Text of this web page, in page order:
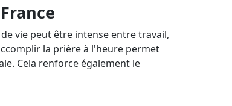
vie peut être intense entre travail,
la prière à l'heure permet
Cela renforce également le